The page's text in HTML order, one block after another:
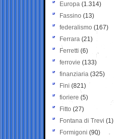
Europa (1.314)
Fassino (13)
federalismo (167)
Ferrara (21)
Ferretti (6)
ferrovie (133)
finanziaria (325)
Fini (821)
fioriere (5)
Fitto (27)
Fontana di Trevi (1)
Formigoni (90)